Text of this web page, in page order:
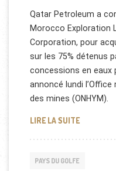
Qatar Petroleum a
Morocco Exploration
Corporation, pour
sur les 75% détenus
concessions en eaux
annoncé lundi
des mines (ONHYM).
LIRE LA SUITEQATAR
PAYS DU GOLFE